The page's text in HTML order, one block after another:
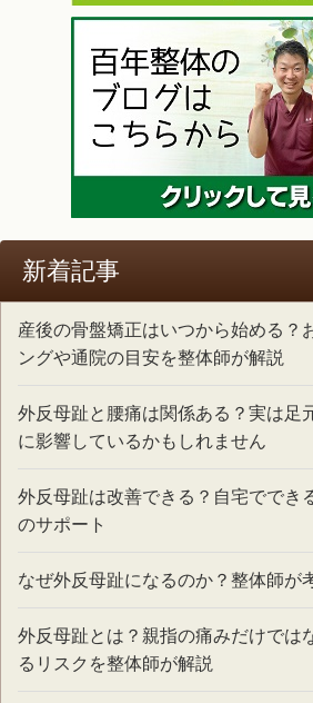
新着記事
産後の骨盤矯正はいつから始める？
ングや通院の目安を整体師が解説
外反母趾と腰痛は関係ある？実は足
に影響しているかもしれません
外反母趾は改善できる？自宅ででき
のサポート
なぜ外反母趾になるのか？整体師が
外反母趾とは？親指の痛みだけでは
るリスクを整体師が解説